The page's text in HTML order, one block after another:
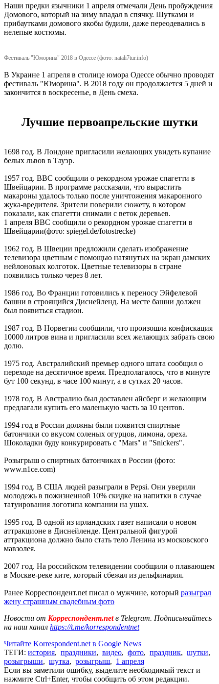
Наши предки язычники 1 апреля отмечали День пробуждения
Домового, который на зиму впадал в спячку. Шутками и
прибаутками домового якобы будили, даже переодевались в
нелепые костюмы.
Фестиваль "Юморина" 2018 в Одессе (фото: natali7tur.info)
В Украине 1 апреля в столице юмора Одессе обычно проводят
фестиваль "Юморина". В 2018 году он продолжается 5 дней и
закончится в воскресенье, в День смеха.
Лучшие первоапрельские шутки
1698 год. В Лондоне пригласили желающих увидеть купание
белых львов в Тауэр.
1957 год. ВВС сообщили о рекордном урожае спагетти в
Швейцарии. В программе рассказали, что вырастить
макароны удалось только после уничтожения макаронного
жука-вредителя. Зрители поверили сюжету, в котором
показали, как спагетти снимали с веток деревьев.
1 апреля ВВС сообщили о рекордном урожае спагетти в
Швейцарии(фото: spiegel.de/fotostrecke)
1962 год. В Швеции предложили сделать изображение
телевизора цветным с помощью натянутых на экран дамских
нейлоновых колготок. Цветные телевизоры в стране
появились только через 8 лет.
1986 год. Во Франции готовились к переносу Эйфелевой
башни в строящийся Диснейленд. На месте башни должен
был появиться стадион.
1987 год. В Норвегии сообщили, что произошла конфискация
10000 литров вина и пригласили всех желающих забрать свою
долю.
1975 год. Австралийский премьер одного штата сообщил о
переходе на десятичное время. Предполагалось, что в минуте
бут 100 секунд, в часе 100 минут, а в сутках 20 часов.
1978 год. В Австралию был доставлен айсберг и желающим
предлагали купить его маленькую часть за 10 центов.
1994 год в России должны были появится спиртные
батончики со вкусом соленых огурцов, лимона, ореха.
Шоколадки буду конкурировать с "Mars" и "Snickers".
Розыгрыш о спиртных батончиках в России (фото:
www.n1ce.com)
1994 год. В США людей разыграли в Pepsi. Они уверили
молодежь в пожизненной 10% скидке на напитки в случае
татуирования логотипа компании на ушах.
1995 год. В одной из ирландских газет написали о новом
аттракционе в Диснейленде. Центральной фигурой
аттракциона должно было стать тело Ленина из московского
мавзолея.
2007 год. На российском телевидении сообщили о плавающем
в Москве-реке ките, который сбежал из дельфинария.
Ранее Корреспондент.net писал о мужчине, который разыграл
жену страшным свадебным фото
Новости от Корреспондент.netв Telegram. Подписывайтесь
на наш канал https://t.me/korrespondentnet
Читайте Korrespondent.net в Google News
ТЕГИ: история, праздники, видео, фото, праздник, шутки,
розыгрыши, шутка, розыгрыш, 1 апреля
Если вы заметили ошибку, выделите необходимый текст и
нажмите Ctrl+Enter, чтобы сообщить об этом редакции.